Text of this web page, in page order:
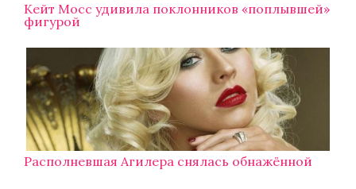
Кейт Мосс удивила поклонников «поплывшей»
фигурой
Располневшая Агилера снялась обнажённой